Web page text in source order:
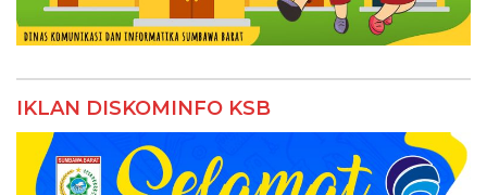
IKLAN DISKOMINFO KSB